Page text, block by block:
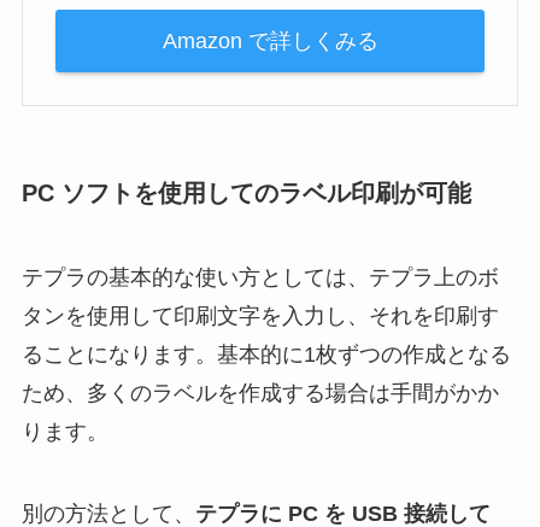
Amazon で詳しくみる
PC ソフトを使用してのラベル印刷が可能
テプラの基本的な使い方としては、テプラ上のボ
タンを使用して印刷文字を入力し、それを印刷す
ることになります。基本的に1枚ずつの作成となる
ため、多くのラベルを作成する場合は手間がかか
ります。
別の方法として、 テプラに PC を USB 接続して